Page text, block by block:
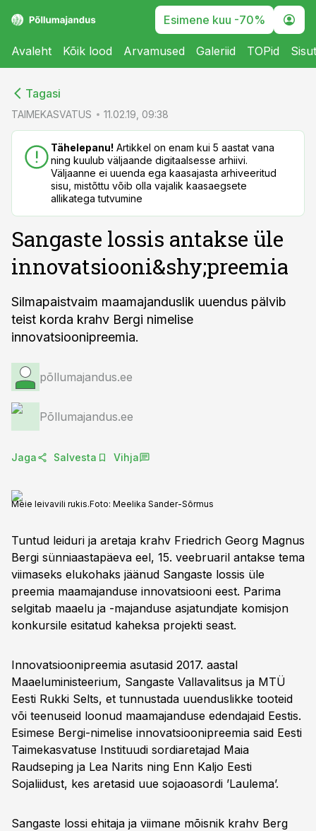
Esimene kuu -70%
Avaleht Kõik lood Arvamused Galeriid TOPid
Tagasi
TAIMEKASVATUS 11.02.19, 09:38
Tähelepanu! Artikkel on enam kui 5 aastat vana
ning kuulub väljaande digitaalsesse arhiivi.
Väljaanne ei uuenda ega kaasajasta arhiveeritud
sisu, mistõttu võib olla vajalik kaasaegsete
allikatega tutvumine
Sangaste lossis antakse üle
innovatsiooni&shy;preemia
Silmapaistvaim maamajanduslik uuendus pälvib
teist korda krahv Bergi nimelise
innovatsioonipreemia.
põllumajandus.ee
Põllumajandus.ee
Jaga Salvesta Vihja
Meie leivavili rukis.Foto: Meelika Sander-Sõrmus
Tuntud leiduri ja aretaja krahv Friedrich Georg Magnus
Bergi sünniaastapäeva eel, 15. veebruaril antakse tema
viimaseks elukohaks jäänud Sangaste lossis üle
preemia maamajanduse innovatsiooni eest. Parima
selgitab maaelu ja -majanduse asjatundjate komisjon
konkursile esitatud kaheksa projekti seast.
Innovatsioonipreemia asutasid 2017. aastal
Maaeluministeerium, Sangaste Vallavalitsus ja MTÜ
Eesti Rukki Selts, et tunnustada uuenduslikke tooteid
või teenuseid loonud maamajanduse edendajaid Eestis.
Esimese Bergi-nimelise innovatsioonipreemia said Eesti
Taimekasvatuse Instituudi sordiaretajad Maia
Raudseping ja Lea Narits ning Enn Kaljo Eesti
Sojaliidust, kes aretasid uue sojaoasordi ’Laulema’.
Sangaste lossi ehitaja ja viimane mõisnik krahv Berg